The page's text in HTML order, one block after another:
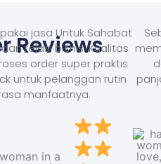
Reviews
jasa Untuk Sahabat
relasi bisnis. Kualitas
order super praktis
untuk pelanggan rutin
manfaatnya.